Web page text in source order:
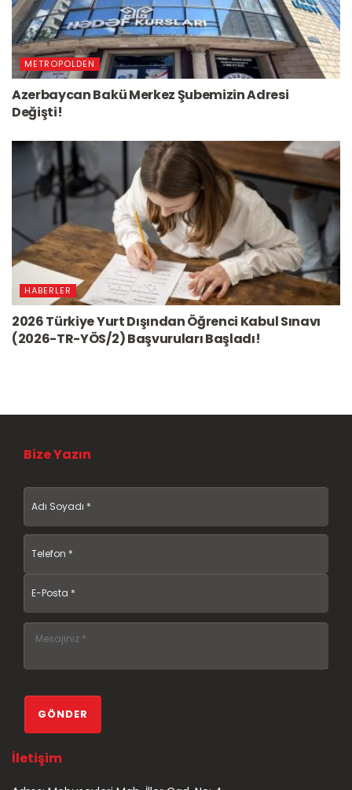
METROPOLDEN
Azerbaycan Bakü Merkez Şubemizin Adresi
Değişti!
HABERLER
2026 Türkiye Yurt Dışından Öğrenci Kabul Sınavı
(2026-TR-YÖS/2) Başvuruları Başladı!
Bize Yazın
İletişim